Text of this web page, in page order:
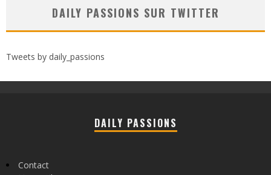
DAILY PASSIONS SUR TWITTER
Tweets by daily_passions
DAILY PASSIONS
Contact